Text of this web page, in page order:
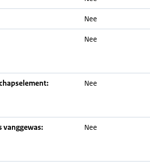
Nee
Nee
Nee
vanggewas: Nee